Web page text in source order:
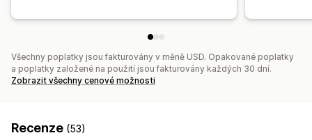
Všechny poplatky jsou fakturovány v měně USD. Opakované poplatky
a poplatky založené na použití jsou fakturovány každých 30 dní.
Zobrazit všechny cenové možnosti
Recenze (53)